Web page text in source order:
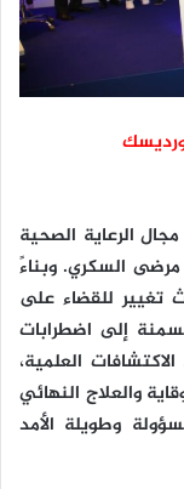
الرعاية الصحية
عام في رعاية مرضى السكري. وبناءً
تغيير للقضاء على
إلى اضطرابات
العلمية،
والعلاج النهائي
وطويلة الأمد